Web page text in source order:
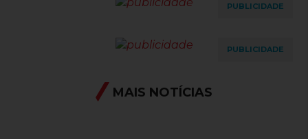
PUBLICIDADE
PUBLICIDADE
MAIS NOTÍCIAS